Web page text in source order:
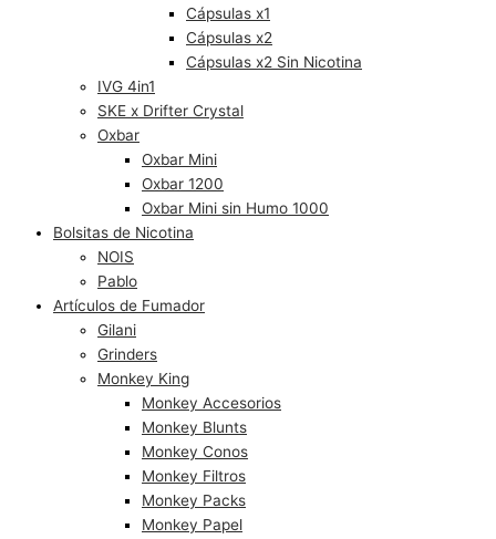
Cápsulas x1
Cápsulas x2
Cápsulas x2 Sin Nicotina
IVG 4in1
SKE x Drifter Crystal
Oxbar
Oxbar Mini
Oxbar 1200
Oxbar Mini sin Humo 1000
Bolsitas de Nicotina
NOIS
Pablo
Artículos de Fumador
Gilani
Grinders
Monkey King
Monkey Accesorios
Monkey Blunts
Monkey Conos
Monkey Filtros
Monkey Packs
Monkey Papel